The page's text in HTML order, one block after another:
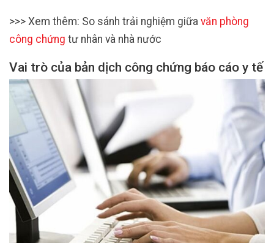
>>> Xem thêm: So sánh trải nghiệm giữa văn phòng
công chứng tư nhân và nhà nước
Vai trò của bản dịch công chứng báo cáo y tế